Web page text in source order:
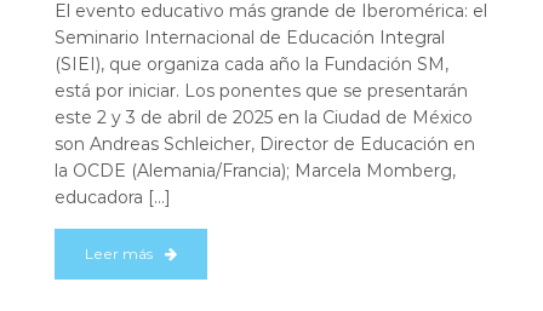
El evento educativo más grande de Iberomérica: el
Seminario Internacional de Educación Integral
(SIEI), que organiza cada año la Fundación SM,
está por iniciar. Los ponentes que se presentarán
este 2 y 3 de abril de 2025 en la Ciudad de México
son Andreas Schleicher, Director de Educación en
la OCDE (Alemania/Francia); Marcela Momberg,
educadora […]
Leer más